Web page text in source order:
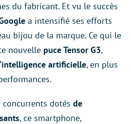
du fabricant. Et vu le succès
a intensifié ses efforts
bijou de la marque. Ce qui le
nouvelle puce Tensor G3,
artificielle, en plus
concurrents dotés de
, ce smartphone,